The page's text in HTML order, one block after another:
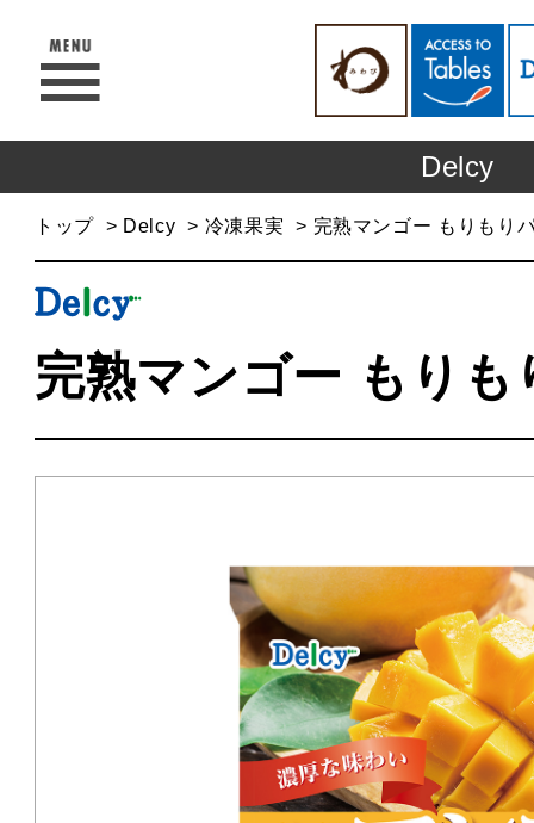
Delcy
トップ Delcy 冷凍果実 完熟マンゴー もりもり
完熟マンゴー もりも